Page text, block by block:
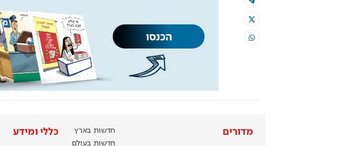
מדורים
חדשות בארץ
חדשות בעולם
כללי ומידע